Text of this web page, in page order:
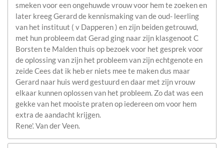
smeken voor een ongehuwde vrouw voor hem te zoeken en
later kreeg Gerard de kennismaking van de oud- leerling
van het instituut ( v Dapperen ) en zijn beiden getrouwd,
met hun probleem dat Gerad ging naar zijn klasgenoot C
Borsten te Malden thuis op bezoek voor het gesprek voor
de oplossing van zijn het probleem van zijn echtgenote en
zeide Cees dat ik heb er niets mee te maken dus maar
Gerard naar huis werd gestuurd en daar met zijn vrouw
elkaar kunnen oplossen van het probleem. Zo dat was een
gekke van het mooiste praten op iedereen om voor hem
extra de aandacht krijgen.
Rene'. Van der Veen.